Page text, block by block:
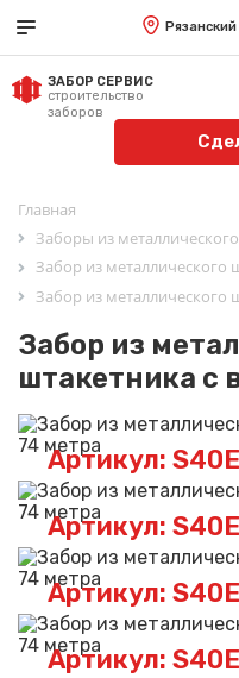
ЗАБОР СЕРВИС
строительство
заборов
Главная
Заборы из
Забор из металлического
Забор из металлического
Забор из
штакетника с
Артикул:
Артикул:
Артикул:
Артикул: